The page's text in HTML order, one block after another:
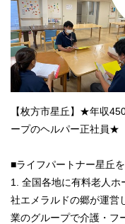
【枚方市星丘】★年収
ープのヘルパー正社員★
■ライフパートナー星丘
1. 全国各地に有料老人
社エメラルドの郷が運
業のグループで介護・フ